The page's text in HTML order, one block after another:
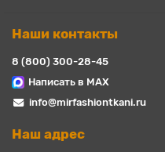
Наши контакты
8 (800) 300-28-45
Написать в MAX
info@mirfashiontkani.ru
Наш адрес